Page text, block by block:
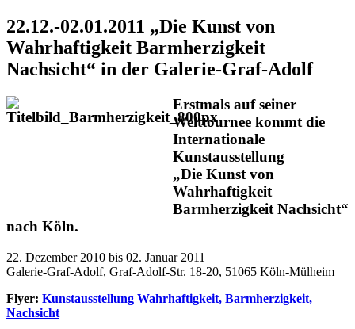
22.12.-02.01.2011 „Die Kunst von
Wahrhaftigkeit Barmherzigkeit
Nachsicht“ in der Galerie-Graf-Adolf
Erstmals auf seiner
Welttournee kommt die
Internationale
Kunstausstellung
„Die Kunst von
Wahrhaftigkeit
Barmherzigkeit Nachsicht“
nach Köln.
22. Dezember 2010 bis 02. Januar 2011
Galerie-Graf-Adolf, Graf-Adolf-Str. 18-20, 51065 Köln-Mülheim
Flyer: Kunstausstellung Wahrhaftigkeit, Barmherzigkeit,
Nachsicht